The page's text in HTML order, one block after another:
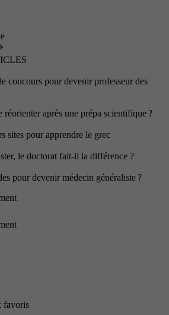
concours pour devenir professeur des
réorienter après une prépa scientifique ?
sites pour apprendre le grec
le doctorat fait-il la différence ?
pour devenir médecin généraliste ?
favoris